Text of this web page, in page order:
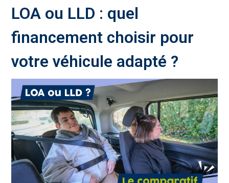
LOA ou LLD : quel
financement choisir pour
votre véhicule adapté ?